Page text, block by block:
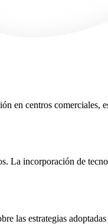
en centros comerciales,
La incorporación de
las estrategias